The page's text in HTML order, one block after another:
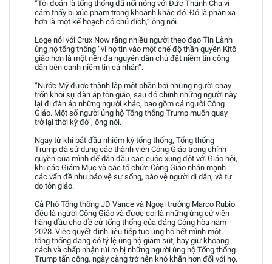
“Tôi đoán là tổng thống đã nổi nóng với Đức Thánh Cha vì
cảm thấy bị xúc phạm trong khoảnh khắc đó. Đó là phản xạ
hơn là một kế hoạch có chủ đích,” ông nói.
Loge nói với Crux Now rằng nhiều người theo đạo Tin Lành
ủng hộ tổng thống “vì họ tin vào một chế độ thần quyền Kitô
giáo hơn là một nền đa nguyên dân chủ đặt niềm tin công
dân bên cạnh niềm tin cá nhân”.
“Nước Mỹ được thành lập một phần bởi những người chạy
trốn khỏi sự đàn áp tôn giáo, sau đó chính những người này
lại đi đàn áp những người khác, bao gồm cả người Công
Giáo. Một số người ủng hộ Tổng thống Trump muốn quay
trở lại thời kỳ đó”, ông nói.
Ngay từ khi bắt đầu nhiệm kỳ tổng thống, Tổng thống
Trump đã sử dụng các thành viên Công Giáo trong chính
quyền của mình để dẫn đầu các cuộc xung đột với Giáo hội,
khi các Giám Mục và các tổ chức Công Giáo nhấn mạnh
các vấn đề như bảo vệ sự sống, bảo vệ người di dân, và tự
do tôn giáo.
Cả Phó Tổng thống JD Vance và Ngoại trưởng Marco Rubio
đều là người Công Giáo và được coi là những ứng cử viên
hàng đầu cho đề cử tổng thống của đảng Cộng hòa năm
2028. Việc quyết định liệu tiếp tục ủng hộ hết mình một
tổng thống đang có tỷ lệ ủng hộ giảm sút, hay giữ khoảng
cách và chấp nhận rủi ro bị những người ủng hộ Tổng thống
Trump tấn công, ngày càng trở nên khó khăn hơn đối với họ.